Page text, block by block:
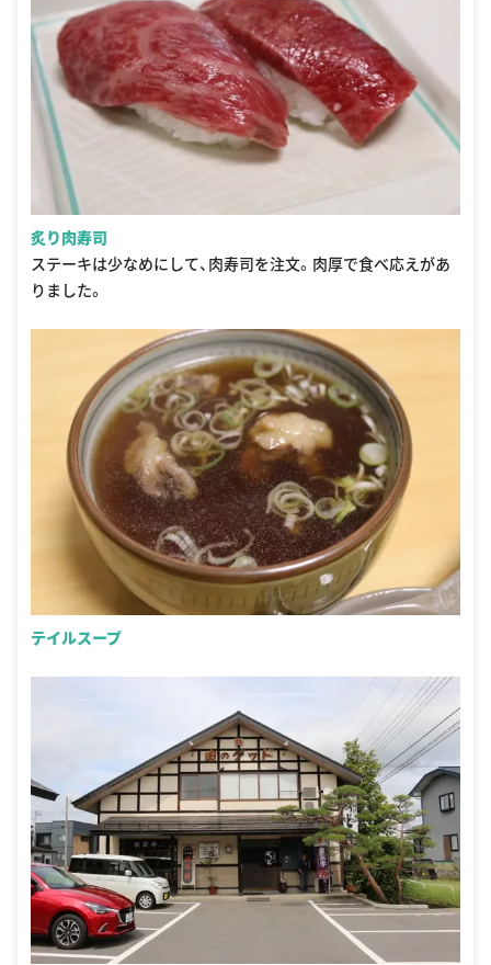
炙り肉寿司
ステーキは少なめにして、肉寿司を注文。肉厚で食べ応えがあ
りました。
テイルスープ